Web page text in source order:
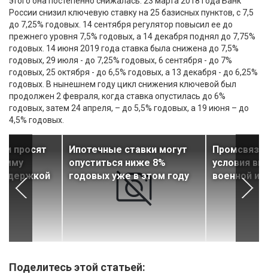
России снизил ключевую ставку на 25 базисных пунктов, с 7,5
до 7,25% годовых. 14 сентября регулятор повысил ее до
прежнего уровня 7,5% годовых, а 14 декабря поднял до 7,75%
годовых. 14 июня 2019 года ставка была снижена до 7,5%
годовых, 29 июля - до 7,25% годовых, 6 сентября - до 7%
годовых, 25 октября - до 6,5% годовых, а 13 декабря - до 6,25%
годовых. В нынешнем году цикл снижения ключевой был
продолжен 2 февраля, когда ставка опустилась до 6%
годовых, затем 24 апреля, – до 5,5% годовых, а 19 июня – до
4,5% годовых.
просят
Ипотечные ставки могут
опуститься ниже 8%
годовых уже в этом году
условия
военной
Поделитесь этой статьей: